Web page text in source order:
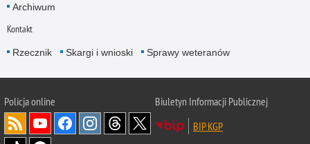
Archiwum
Kontakt
Rzecznik Skargi i wnioski Sprawy weteranów
Policjaonline
Biuletyn Informacji Publicznej
BIP KGP